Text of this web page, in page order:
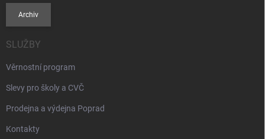
Archiv
SLUŽBY
Věrnostní program
Slevy pro školy a CVČ
Prodejna a výdejna Poprad
Kontakty